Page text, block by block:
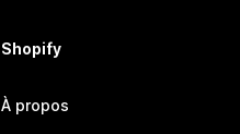
Shopify
À propos